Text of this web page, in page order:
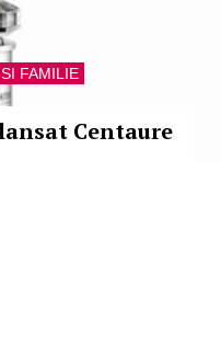
FAMILIE
Centaure